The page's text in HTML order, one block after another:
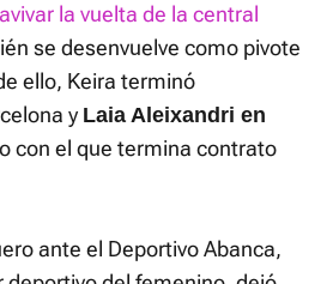
la vuelta de la central
se desenvuelve como pivote
ello, Keira terminó
y Laia Aleixandri en
con el que termina contrato
ante el Deportivo Abanca,